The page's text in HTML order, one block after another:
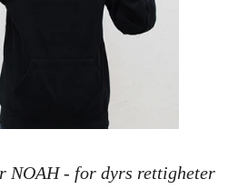
NOAH - for dyrs rettigheter